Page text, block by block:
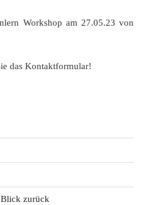
Workshop am 27.05.23 von
das Kontaktformular!
Blick zurück